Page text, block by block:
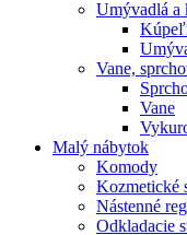
Umývadlá a
Vane,
Vane
Malý nábytok
Komody
Kozmetické
Nástenné
Odkladacie